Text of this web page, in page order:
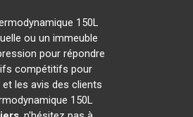
150L
ou un immeuble
pour répondre
compétitifs pour
les avis des clients
150L